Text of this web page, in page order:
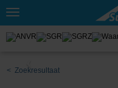
Toggle
< Zoekresultaat